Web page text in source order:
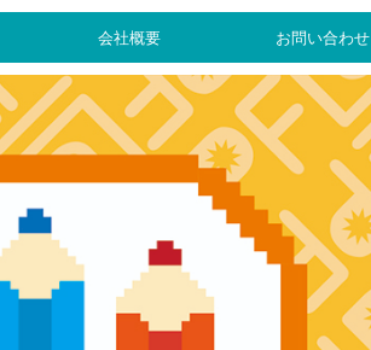
会社概要 お問い合わせ